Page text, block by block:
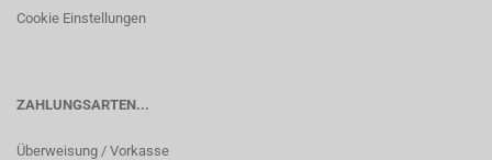
Cookie Einstellungen
ZAHLUNGSARTEN...
Überweisung / Vorkasse